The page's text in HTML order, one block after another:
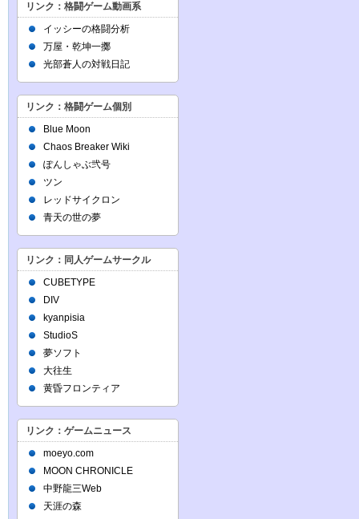
リンク：格闘ゲーム動画系
イッシーの格闘分析
万屋・乾坤一擲
光部蒼人の対戦日記
リンク：格闘ゲーム個別
Blue Moon
Chaos Breaker Wiki
ぽんしゃぶ弐号
ツン
レッドサイクロン
青天の世の夢
リンク：同人ゲームサークル
CUBETYPE
DIV
kyanpisia
StudioS
夢ソフト
大往生
黄昏フロンティア
リンク：ゲームニュース
moeyo.com
MOON CHRONICLE
中野龍三Web
天涯の森